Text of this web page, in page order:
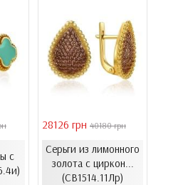
с
28126 грн 40180 грн
Серьги из лимонного
золота с циркон...
(СВ1514.11Лр)